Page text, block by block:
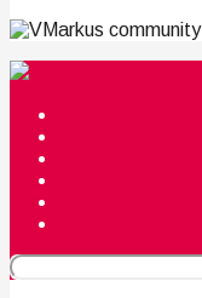
community